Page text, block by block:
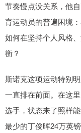
节奏慢点没关系，他
育运动员的普遍困境
如何在坚持个人风格
衡？
斯诺克这项运动特别
一直排在前面。在这
选手，状态来了照样
最少的丁俊晖24万英